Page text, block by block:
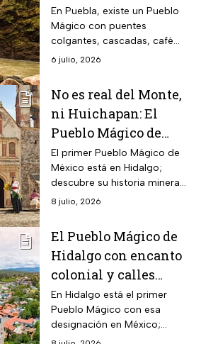
medio de la sierra
con más puentes,
cascadas y café
En Puebla, existe un Pueblo
Mágico con puentes
colgantes, cascadas, café
de altura y tradiciones
indígena.
6 julio, 2026
No es real del Monte,
ni Huichapan: El
Pueblo Mágico de
Hidalgo que fue el
primero y el más
romántico
El primer Pueblo Mágico de
México está en Hidalgo;
descubre su historia minera,
paisajes naturales, haciendas
8 julio, 2026
El Pueblo Mágico de
Hidalgo con encanto
colonial y calles
empedradas
En Hidalgo está el primer
Pueblo Mágico con esa
designación en México;
descubre por qué es